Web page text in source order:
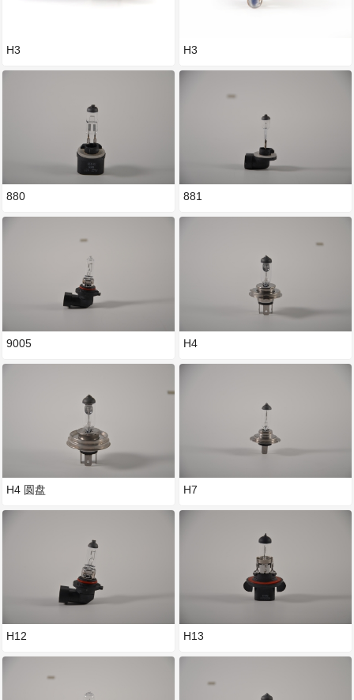
H3
880
9005
H4 圆盘
H12
H3
881
H4
H7
H13